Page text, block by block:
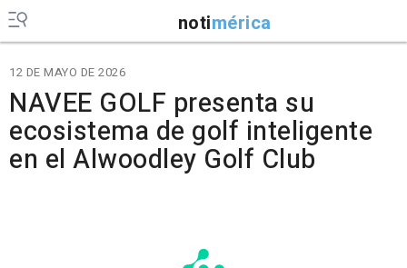
notimérica
12 DE MAYO DE 2026
NAVEE GOLF presenta su
ecosistema de golf inteligente
en el Alwoodley Golf Club